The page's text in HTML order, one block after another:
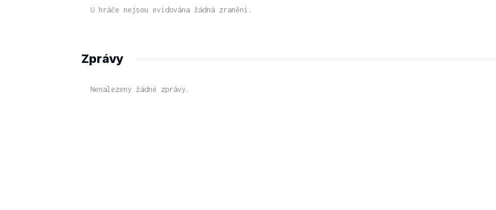
U hráče nejsou evidována žádná zranění.
Zprávy
Nenalezeny žádné zprávy.